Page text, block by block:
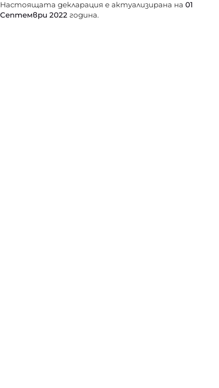
Настоящата декларация e актуализирана на 01
Септември 2022 година.